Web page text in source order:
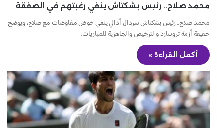
محمد صلاح.. رئيس بشكتاش ينفي رغبتهم في الصفقة
محمد صلاح.. رئيس بشكتاش سردال أدالي ينفي خوض مفاوضات مع صلاح، ويوضح
حقيقة أزمة تروسارد والترخيص والجاهزية للمباريات.
أكمل القراءة »